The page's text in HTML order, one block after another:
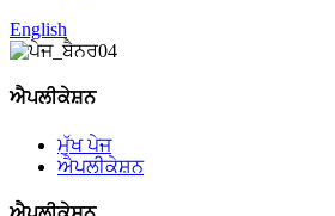
English
ਐਪਲੀਕੇਸ਼ਨ
ਮੁੱਖ ਪੇਜ
ਐਪਲੀਕੇਸ਼ਨ